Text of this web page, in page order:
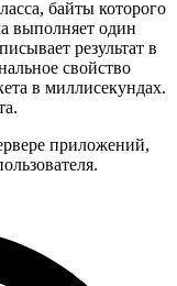
байты которого
выполняет один
результат в
свойство
в миллисекундах.
приложений,